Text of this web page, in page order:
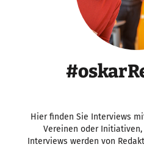
Hier finden Sie Interviews
Vereinen oder
Interviews werden von